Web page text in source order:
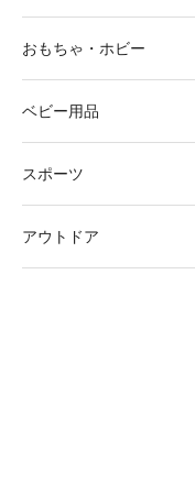
おもちゃ・ホビー
ベビー用品
スポーツ
アウトドア